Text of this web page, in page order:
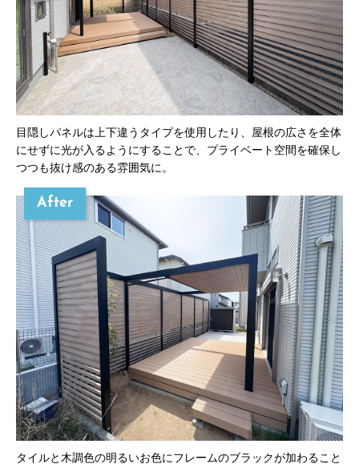
目隠しパネルは上下違うタイプを使用したり、屋根の広さを全体
にせずに光が入るようにすることで、プライベート空間を確保し
つつも抜け感のある雰囲気に。
After
タイルと木調色の明るいお色にフレームのブラックが加わること